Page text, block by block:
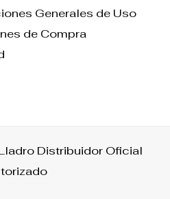
Generales de Uso
de Compra
Distribuidor Oficial